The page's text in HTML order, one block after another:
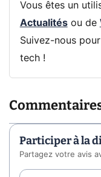
Vous êtes un
Actualitésou de
Suivez-nous
tech !
Participer à la
Partagez votre avis